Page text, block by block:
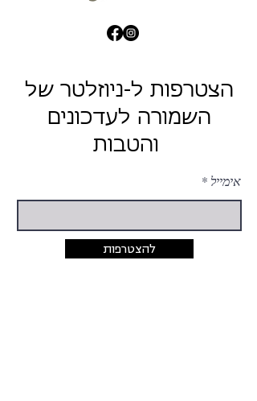
הצטרפות ל-ניוזלטר של
השמורה לעדכונים
אימייל
להצטרפות